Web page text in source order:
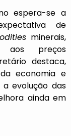
espera-se a
de
minerais,
aos preços
destaca,
economia e
evolução das
ainda em